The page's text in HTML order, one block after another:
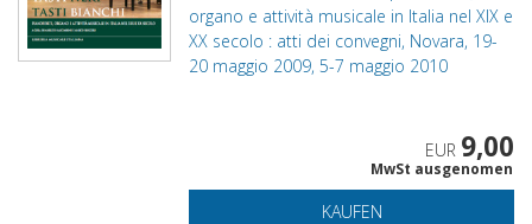
organo e attività musicale in Italia nel XIX e
XX secolo : atti dei convegni, Novara, 19-
20 maggio 2009, 5-7 maggio 2010
EUR 9,00
MwSt ausgenomen
KAUFEN